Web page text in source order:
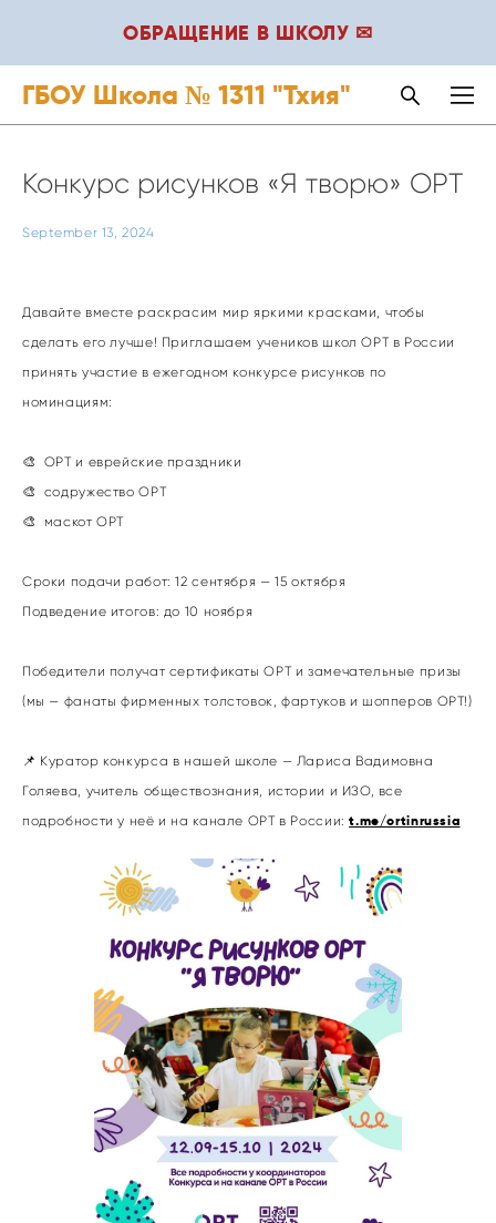
ОБРАЩЕНИЕ В ШКОЛУ ✉
ГБОУ Школа № 1311 "Тхия"
September 13, 2024
Конкурс рисунков «Я творю» ОРТ
Давайте вместе раскрасим мир яркими красками, чтобы
сделать его лучше! Приглашаем учеников школ ОРТ в России
принять участие в ежегодном конкурсе рисунков по
номинациям:
🎨 ОРТ и еврейские праздники
🎨 содружество ОРТ
🎨 маскот ОРТ
Сроки подачи работ: 12 сентября — 15 октября
Подведение итогов: до 10 ноября
Победители получат сертификаты ОРТ и замечательные призы
(мы — фанаты фирменных толстовок, фартуков и шопперов ОРТ!)
📌 Куратор конкурса в нашей школе — Лариса Вадимовна
Голяева, учитель обществознания, истории и ИЗО, все
подробности у неё и на канале ОРТ в России:t.me/ortinrussia